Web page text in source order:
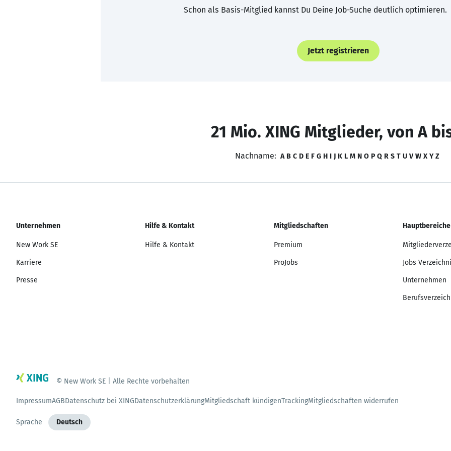
Schon als Basis-Mitglied kannst Du Deine Job-Suche deutlich optimieren.
Jetzt registrieren
21 Mio. XING Mitglieder, von A
Nachname: A B C D E F G H I J K L M N O P Q R S T U V W X Y Z
Unternehmen
New Work SE
Karriere
Presse
Hilfe & Kontakt
Hilfe & Kontakt
Mitgliedschaften
Premium
ProJobs
Hauptbereiche
Jobs
Unternehmen
© New Work SE | Alle Rechte vorbehalten
ImpressumAGBDatenschutz bei XINGDatenschutzerklärungMitgliedschaft kündigenTrackingMitgliedschaften widerrufen
Sprache Deutsch